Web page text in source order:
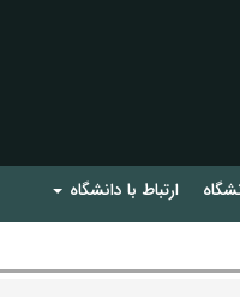
ارتباط با دانشگاه